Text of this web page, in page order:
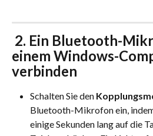
2. Ein Bluetooth-
einem Windows-
verbinden
Schalten Sie den
Bluetooth-Mikrofon ein,
einige Sekunden lang auf die